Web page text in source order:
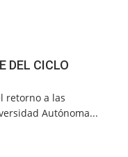
DEL CICLO
retorno a las
Autónoma...